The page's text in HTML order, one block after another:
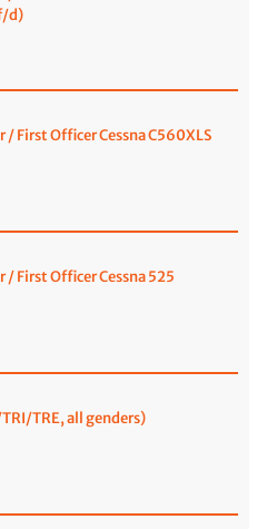
d)
/ First Officer Cessna C560XLS
/ First Officer Cessna 525
TRE, all genders)